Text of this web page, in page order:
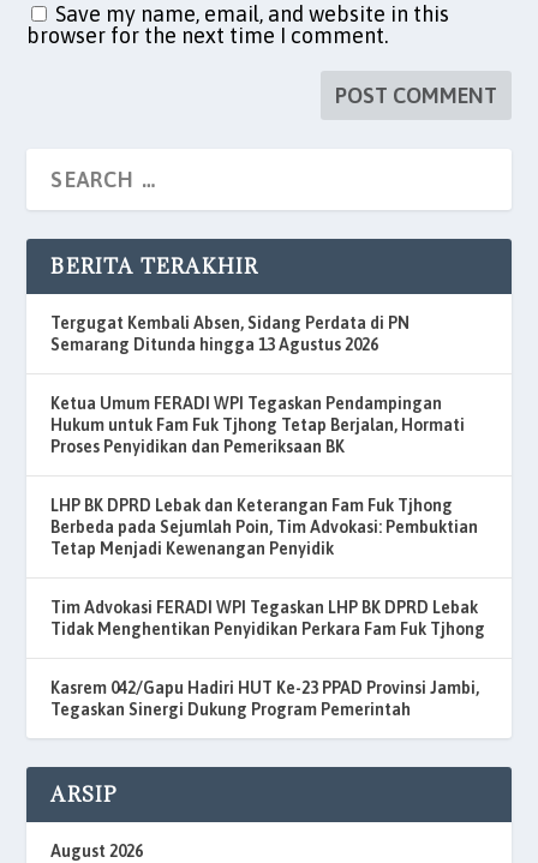
Save my name, email, and website in this
browser for the next time I comment.
BERITA TERAKHIR
Tergugat Kembali Absen, Sidang Perdata di PN
Semarang Ditunda hingga 13 Agustus 2026
Ketua Umum FERADI WPI Tegaskan Pendampingan
Hukum untuk Fam Fuk Tjhong Tetap Berjalan, Hormati
Proses Penyidikan dan Pemeriksaan BK
LHP BK DPRD Lebak dan Keterangan Fam Fuk Tjhong
Berbeda pada Sejumlah Poin, Tim Advokasi: Pembuktian
Tetap Menjadi Kewenangan Penyidik
Tim Advokasi FERADI WPI Tegaskan LHP BK DPRD Lebak
Tidak Menghentikan Penyidikan Perkara Fam Fuk Tjhong
Kasrem 042/Gapu Hadiri HUT Ke-23 PPAD Provinsi Jambi,
Tegaskan Sinergi Dukung Program Pemerintah
ARSIP
August 2026